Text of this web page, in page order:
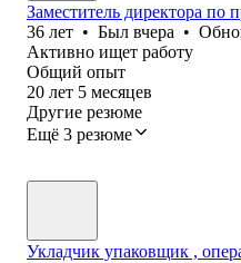
Заместитель директора по
36 лет • Был вчера •
Активно ищет работу
Общий опыт
20 лет 5 месяцев
Другие резюме
Ещё 3 резюме
Укладчик упаковщик ,